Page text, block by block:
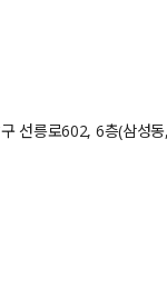
선릉로602, 6층(삼성